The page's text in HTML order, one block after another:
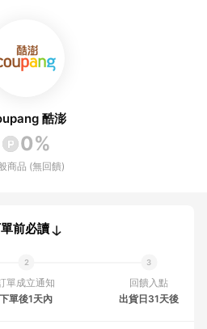
酷澎
0%
商品 (無回饋)
前必讀
單成立通知
下單後1天內
回饋入點
出貨日31天後